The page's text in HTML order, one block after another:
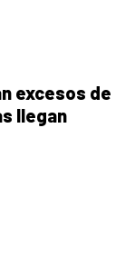
excesos de
llegan